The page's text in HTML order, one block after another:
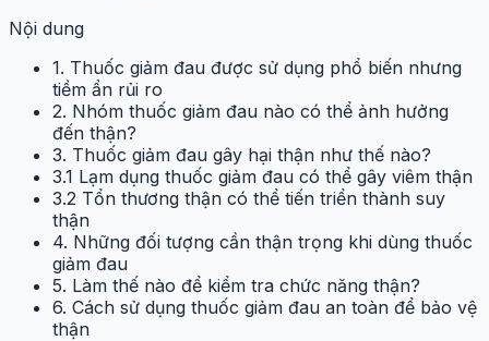
Nội dung
1. Thuốc giảm đau được sử dụng phổ biến nhưng
tiềm ẩn rủi ro
2. Nhóm thuốc giảm đau nào có thể ảnh hưởng
đến thận?
3. Thuốc giảm đau gây hại thận như thế nào?
3.1 Lạm dụng thuốc giảm đau có thể gây viêm thận
3.2 Tổn thương thận có thể tiến triển thành suy
thận
4. Những đối tượng cần thận trọng khi dùng thuốc
giảm đau
5. Làm thế nào để kiểm tra chức năng thận?
6. Cách sử dụng thuốc giảm đau an toàn để bảo vệ
thận